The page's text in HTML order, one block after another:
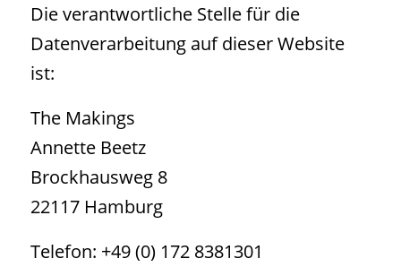
Die verantwortliche Stelle für die
Datenverarbeitung auf dieser Website
ist:
The Makings
Annette Beetz
Brockhausweg 8
22117 Hamburg
Telefon: +49 (0) 172 8381301